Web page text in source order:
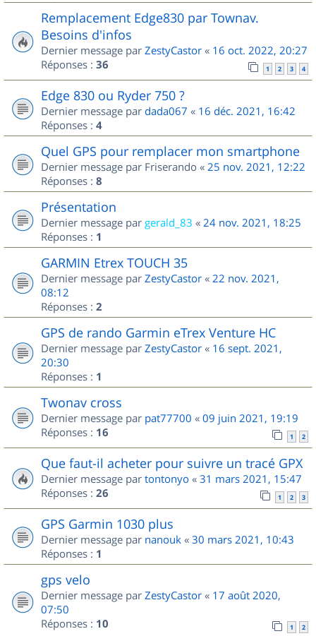
Remplacement Edge830 par Townav.
Besoins d'infos
Dernier message par ZestyCastor « 16 oct. 2022, 20:27
Réponses : 36 1 2 3 4
Edge 830 ou Ryder 750 ?
Dernier message par dada067 « 16 déc. 2021, 16:42
Réponses : 4
Quel GPS pour remplacer mon smartphone
Dernier message par Friserando « 25 nov. 2021, 12:22
Réponses : 8
Présentation
Dernier message par gerald_83 « 24 nov. 2021, 18:25
Réponses : 1
GARMIN Etrex TOUCH 35
Dernier message par ZestyCastor « 22 nov. 2021,
08:12
Réponses : 2
GPS de rando Garmin eTrex Venture HC
Dernier message par ZestyCastor « 16 sept. 2021,
20:30
Réponses : 1
Twonav cross
Dernier message par pat77700 « 09 juin 2021, 19:19
Réponses : 16 1 2
Que faut-il acheter pour suivre un tracé GPX
Dernier message par tontonyo « 31 mars 2021, 15:47
Réponses : 26 1 2 3
GPS Garmin 1030 plus
Dernier message par nanouk « 30 mars 2021, 10:43
Réponses : 1
gps velo
Dernier message par ZestyCastor « 17 août 2020,
07:50
Réponses : 10 1 2